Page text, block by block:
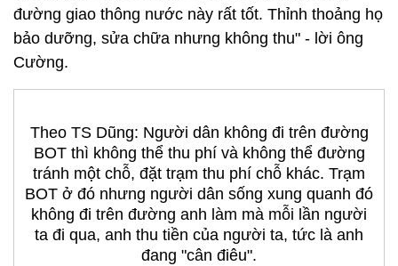
đường giao thông nước này rất tốt. Thỉnh thoảng họ
bảo dưỡng, sửa chữa nhưng không thu" - lời ông
Cường.
Theo TS Dũng: Người dân không đi trên đường
BOT thì không thể thu phí và không thể đường
tránh một chỗ, đặt trạm thu phí chỗ khác. Trạm
BOT ở đó nhưng người dân sống xung quanh đó
không đi trên đường anh làm mà mỗi lần người
ta đi qua, anh thu tiền của người ta, tức là anh
đang "cân điêu".